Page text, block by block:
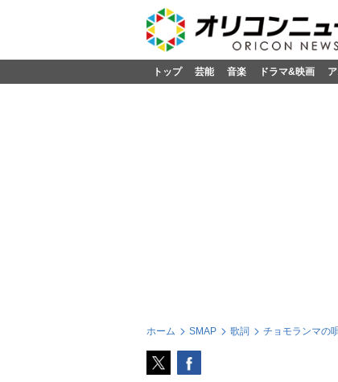
トップ 芸能 音楽 ドラマ&映画
ホーム SMAP 歌詞 チョモランマの